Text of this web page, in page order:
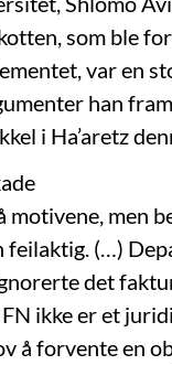
som ble
var en
han
i Ha’aretz
motivene, men
feilaktig. (…)
det
ikke er et
å forvente en